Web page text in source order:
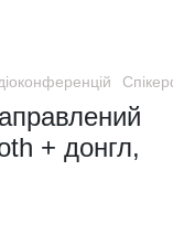
+ донгл,